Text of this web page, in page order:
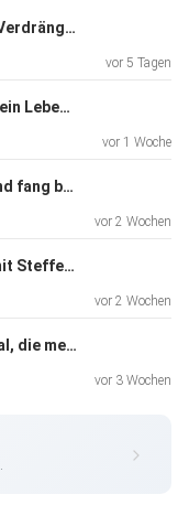
[SOUL TALK] Reframing oder Verdrängung? Spiritueller Umgang mit Nervensägen | mit Steffen Kirchner
vor 5 Tagen
Diese 4 Anteile in Dir lenken Dein Leben | mit Martin Frederik Garbers
vor 1 Woche
Lerne, Gesichter zu lesen … und fang bei Deinem eigenen an | mit Anita Horn-Lingk
vor 2 Wochen
[SOUL TALK] Wertekonflikt | mit Steffen Kirchner
vor 2 Wochen
6 Learnings vom SEOM Festival, die mein Leben nachhaltig inspiriert haben
vor 3 Wochen